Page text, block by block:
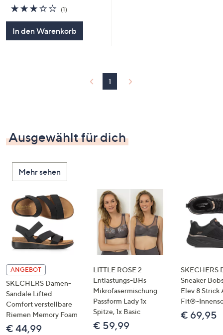
3.0
von
(1)1
In den Warenkorb
1
Ausgewählt für dich
Mehr sehen
ANGEBOT
SKECHERS Damen-
Sandale Lifted
Comfort verstellbare
Riemen Memory Foam
€ 44,99
LITTLE ROSE 2
Entlastungs-BHs
Mikrofasermischung
Passform Lady 1x
Spitze, 1x Basic
€ 59,99
SKECHERS
Sneaker
Elev 8 Strick
Fit®-
€ 69,95